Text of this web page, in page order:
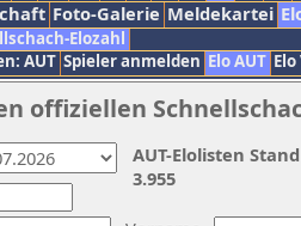
Foto-Galerie Meldekartei
Elozahl
AUT Spieler anmelden Elo AUT
offiziellen
AUT-Elolisten
3.955